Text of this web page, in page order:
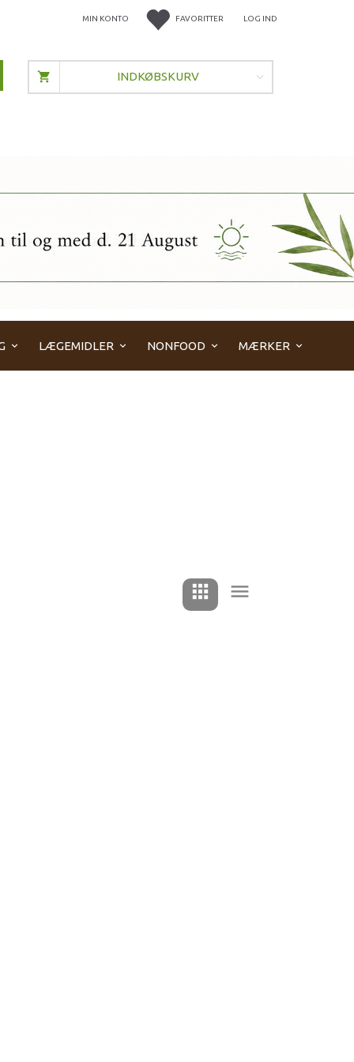
FAVORITTER LOG IND
MIN KONTO
INDKØBSKURV
LÆGEMIDLER NONFOOD MÆRKER